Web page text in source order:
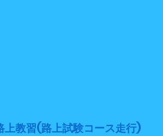
上教習(路上試験コース走行)